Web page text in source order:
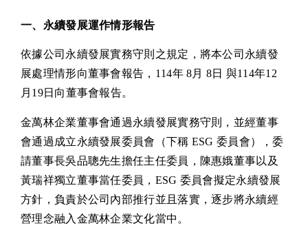
一、永續發展運作情形報告
依據公司永續發展實務守則之規定，將本公司永續發
展處理情形向董事會報告，114年 8月 8日 與114年12
月19日向董事會報告。
金萬林企業董事會通過永續發展實務守則，並經董事
會通過成立永續發展委員會（下稱 ESG 委員會），委
請董事長吳品聰先生擔任主任委員，陳惠娥董事以及
黃瑞祥獨立董事當任委員，ESG 委員會擬定永續發展
方針，負責於公司內部推行並且落實，逐步將永續經
營理念融入金萬林企業文化當中。